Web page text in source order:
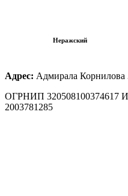
Неражский
Адрес: Адмирала Корнилова
ОГРНИП 320508100374617
2003781285